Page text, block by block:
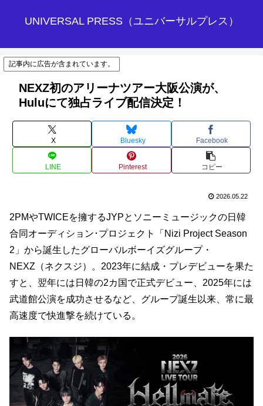
UNIVERSAL PRESS（ユニバーサルプレス）
記事内に広告が含まれています。
NEXZ初のアリーナツアー大阪公演が、
Huluにて独占ライブ配信決定！
X Bluesky Facebook
LINE Pinterest コピー
2026.05.22
2PMやTWICEを擁するJYPとソニーミュージックの日韓
合同オーディション･プロジェクト「Nizi Project Season
2」から誕生したグローバルボーイズグループ・
NEXZ（ネクスジ）。2023年に結成・プレデビューを果た
すと、翌年には日韓の2カ国で正式デビュー、2025年には
武道館公演を成功させるなど、グループ誕生以来、常に最
高速度で快進撃を続けている。